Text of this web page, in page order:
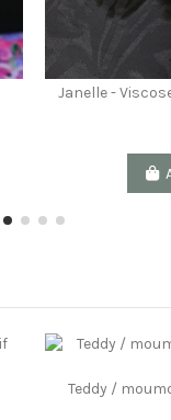
Janelle -
Teddy /